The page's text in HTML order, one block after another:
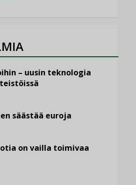
– uusin teknologia
säästää euroja
on vailla toimivaa